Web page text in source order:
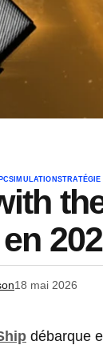
PCSIMULATION STRATÉGIE
18 mai 2026
débarque